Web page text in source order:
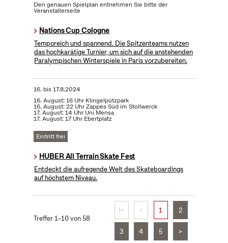
Den genauen Spielplan entnehmen Sie bitte der
Veranstalterseite
Nations Cup Cologne
Temporeich und spannend. Die Spitzenteams nutzen
das hochkarätige Turnier, um sich auf die anstehenden
Paralympischen Winterspiele in Paris vorzubereiten.
16. bis17.8.2024
16. August: 16 Uhr Klingelpützpark
16. August: 22 Uhr Zappes Süd im Stollwerck
17. August: 14 Uhr Uni Mensa
17. August: 17 Uhr Ebertplatz
Eintritt frei
HUBER All Terrain Skate Fest
Entdeckt die aufregende Welt des Skateboardings
auf höchstem Niveau.
Treffer 1–10 von 58
|< < 1 2
3 4 5 >